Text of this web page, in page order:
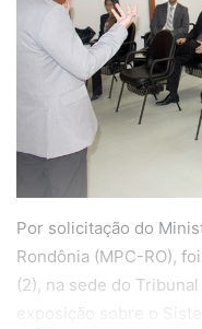
Por solicitação do
Rondônia (MPC-RO),
(2), na sede do
exposição sobre o